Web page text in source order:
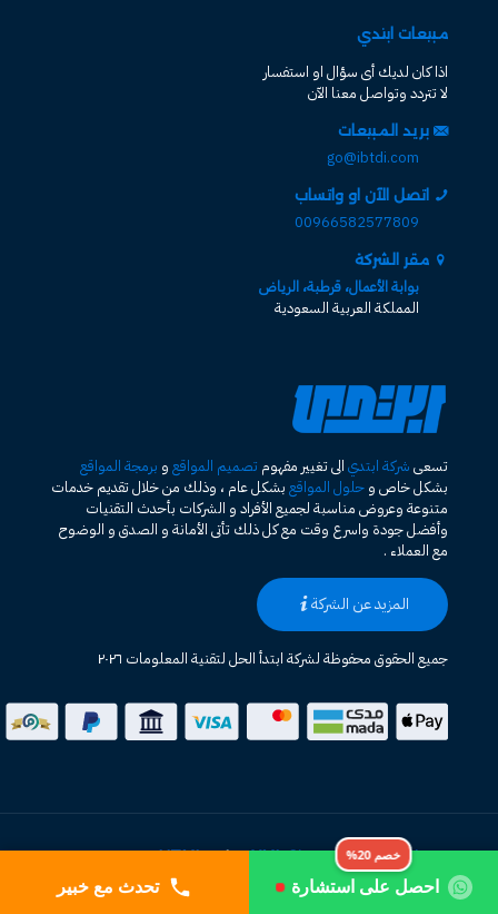
مبيعات ابتدي
اذا كان لديك أى سؤال او استفسار
لا تتردد وتواصل معنا الآن
بريد المبيعات
go@ibtdi.com
اتصل الآن او واتساب
00966582577809
مقر الشركة
بوابة الأعمال، قرطبة، الرياض
المملكة العربية السعودية
خصم 20%
احصل على استشارة تحدث مع خبير
تسعى شركة ابتدي الى تغيير مفهوم تصميم المواقع و برمجة المواقع
بشكل خاص و حلول المواقع بشكل عام ، وذلك من خلال تقديم خدمات
متنوعة وعروض مناسبة لجميع الأفراد و الشركات بأحدث التقنيات
وأفضل جودة واسرع وقت مع كل ذلك تأتى الأمانة و الصدق و الوضوح
مع العملاء .
المزيد عن الشركة
جميع الحقوق محفوظة لشركة ابتدأ الحل لتقنية المعلومات ٢٠٢٦
خريطة الموقع HTML | XML Sitemap